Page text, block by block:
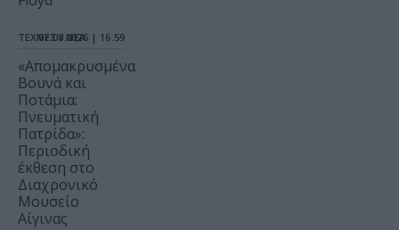
ΤΕΧΝΕΣ / ΝΕΑ
07.08.2026 | 16.59
«Απομακρυσμένα
Βουνά και
Ποτάμια:
Πνευματική
Πατρίδα»:
Περιοδική
έκθεση στο
Διαχρονικό
Μουσείο
Αίγινας